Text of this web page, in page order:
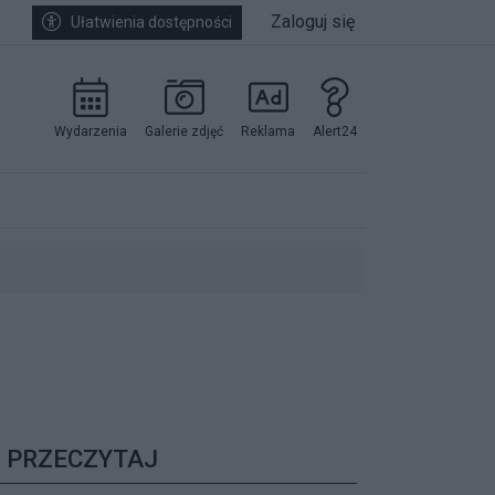
Ułatwienia dostępności Zaloguj się
Wydarzenia Galerie zdjęć Reklama Alert24
PRZECZYTAJ